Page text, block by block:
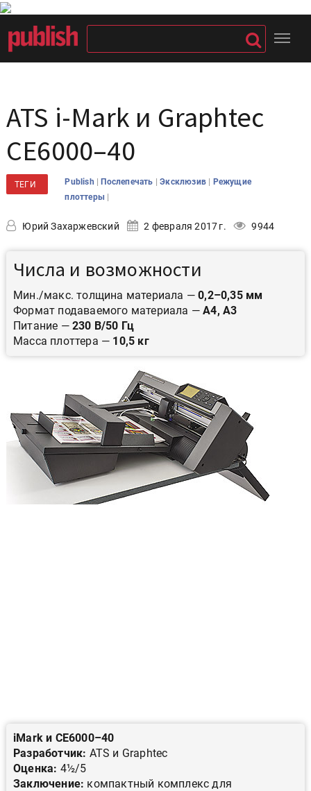
ATS i-Mark и Graphtec
CE6000–40
ТЕГИ Publish |Послепечать |Эксклюзив | Режущие
плоттеры |
Юрий Захаржевский 2 февраля 2017 г. 9944
Числа и возможности
Мин./макс. толщина материала —0,2–0,35 мм
Формат подаваемого материала —А4, А3
Питание —230 В/50 Гц
Масса плоттера — 10,5 кг
iMark и CE6000–40
Разработчик: ATS и Graphtec
Оценка: 4½/5
Заключение: компактный комплекс для